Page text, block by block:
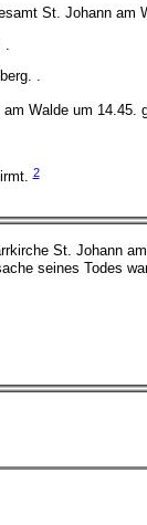
St. Johann am
.
am Walde um 14.45.
2
St. Johann
seines Todes